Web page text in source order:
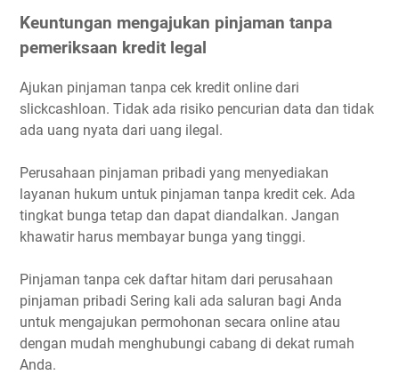
Keuntungan mengajukan pinjaman tanpa
pemeriksaan kredit legal
Ajukan pinjaman tanpa cek kredit online dari
slickcashloan. Tidak ada risiko pencurian data dan tidak
ada uang nyata dari uang ilegal.
Perusahaan pinjaman pribadi yang menyediakan
layanan hukum untuk pinjaman tanpa kredit cek. Ada
tingkat bunga tetap dan dapat diandalkan. Jangan
khawatir harus membayar bunga yang tinggi.
Pinjaman tanpa cek daftar hitam dari perusahaan
pinjaman pribadi Sering kali ada saluran bagi Anda
untuk mengajukan permohonan secara online atau
dengan mudah menghubungi cabang di dekat rumah
Anda.